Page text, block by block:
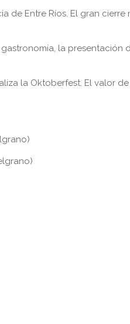
de Entre Ríos. El gran cierre
la presentación
la Oktoberfest. El valor